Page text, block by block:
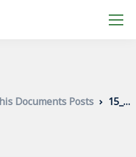
Documents Posts 15_Beszerzési terv módosítás-web